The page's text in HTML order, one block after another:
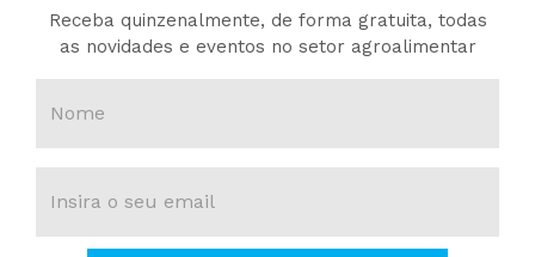
Receba quinzenalmente, de forma gratuita, todas
as novidades e eventos no setor agroalimentar